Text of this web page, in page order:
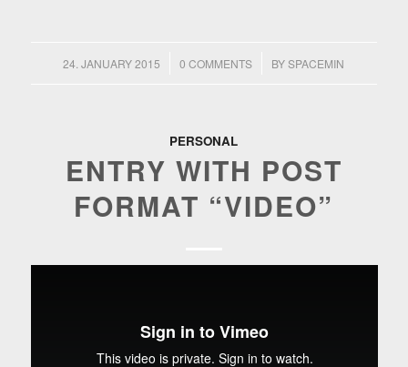
24. JANUARY 2015
/ 0 COMMENTS
/ BYSPACEMIN
PERSONAL
ENTRY WITH POST
FORMAT “VIDEO”